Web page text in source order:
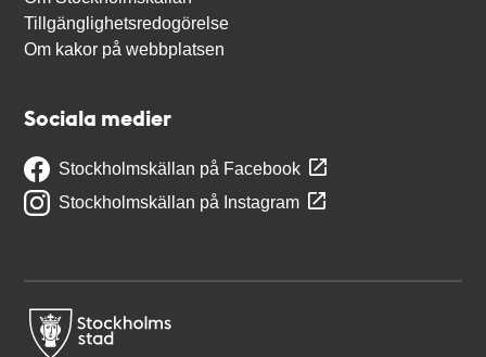
Tillgänglighetsredogörelse
Om kakor på webbplatsen
Sociala medier
Stockholmskällan på Facebook
Stockholmskällan på Instagram